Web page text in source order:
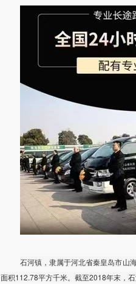
石河镇，隶属于河北省秦皇岛市山
面积112.78平方千米。截至2018年末，